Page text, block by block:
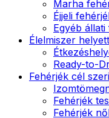
Marha
Éjjeli
Egyéb állati
Élelmiszer
Ready-to-
Fehérjék cél
Fehérjék
Fehérjék